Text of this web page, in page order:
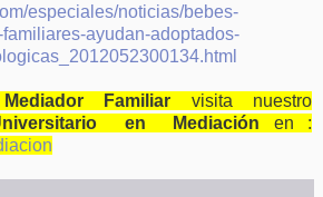
especiales/noticias/bebes-
ayudan-adoptados-
Familiar visita nuestro
en Mediación en :